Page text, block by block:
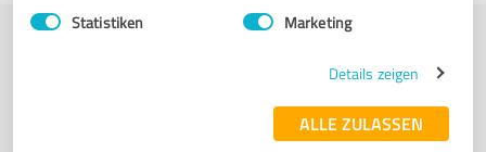
Statistiken Marketing
Details zeigen
ALLE ZULASSEN
Profil teilen